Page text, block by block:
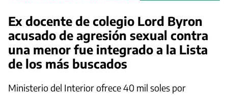
Ex docente de colegio Lord Byron
acusado de agresión sexual contra
una menor fue integrado a la Lista
de los más buscados
Ministerio del Interior ofrece 40 mil soles por